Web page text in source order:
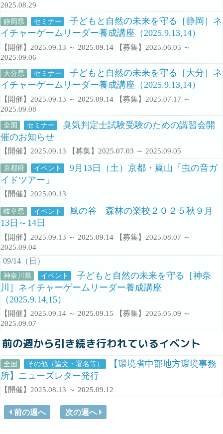
2025.08.29
静岡県 セミナー
子どもと自然の未来を守る［静岡］ネ
イチャーゲームリーダー養成講座（2025.9.13,14）
【開催】2025.09.13 ～ 2025.09.14 【募集】2025.06.05 ～
2025.09.06
大分県 セミナー
子どもと自然の未来を守る［大分］ネ
イチャーゲームリーダー養成講座（2025.9.13,14）
【開催】2025.09.13 ～ 2025.09.14 【募集】2025.07.17 ～
2025.09.08
全国 セミナー
臭気判定士試験受験のための講習会開
催のお知らせ
【開催】2025.09.13 【募集】2025.07.03 ～ 2025.09.05
京都府 イベント
9月13日（土）京都・嵐山「虫の音ガ
イドツアー」
【開催】2025.09.13
岐阜県 イベント
風の谷 森林の楽校２０２５秋９月
13日～14日
【開催】2025.09.13 ～ 2025.09.14 【募集】2025.08.07 ～
2025.09.04
09/14（日）
神奈川県 イベント
子どもと自然の未来を守る［神奈
川］ネイチャーゲームリーダー養成講座
（2025.9.14,15）
【開催】2025.09.14 ～ 2025.09.15 【募集】2025.05.09 ～
2025.09.07
前の週から引き続き行われているイベント
全国 その他（論文・署名等）
【環境省中部地方環境事務
所】ニューズレター発行
【開催】2025.08.13 ～ 2025.09.12
前の週へ 次の週へ